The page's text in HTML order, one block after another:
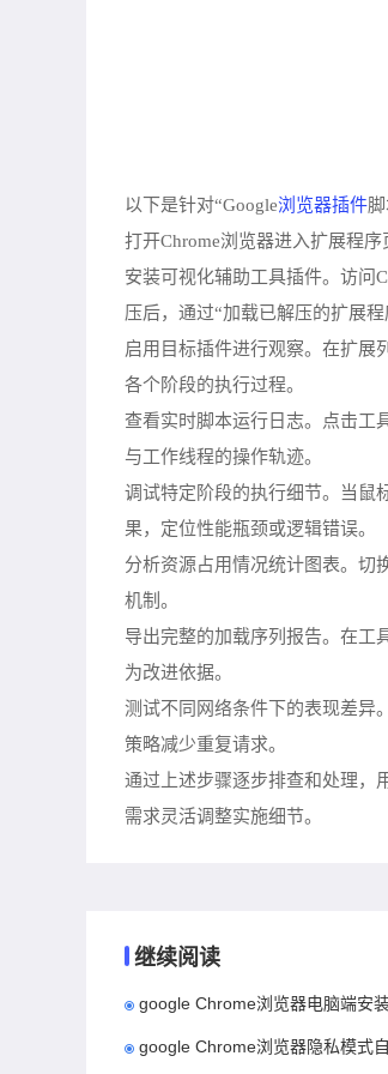
以下是针对“Google浏览器插件
打开Chrome浏览器进入扩展程
安装可视化辅助工具插件。访问
压后，通过“加载已解压的扩展程
启用目标插件进行观察。在扩展
各个阶段的执行过程。
查看实时脚本运行日志。点击工
与工作线程的操作轨迹。
调试特定阶段的执行细节。当鼠
果，定位性能瓶颈或逻辑错误。
分析资源占用情况统计图表。切
机制。
导出完整的加载序列报告。在工
为改进依据。
测试不同网络条件下的表现差异
策略减少重复请求。
通过上述步骤逐步排查和处理，
需求灵活调整实施细节。
继续阅读
google Chrome浏览器电脑端安
google Chrome浏览器隐私模式